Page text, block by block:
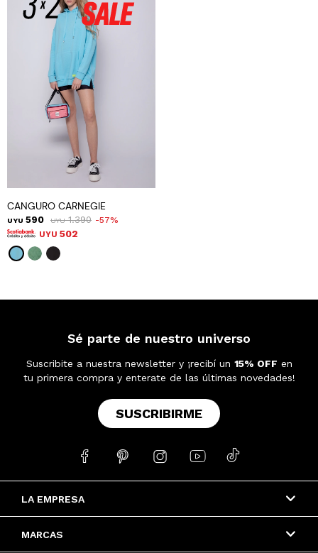
CANGURO CARNEGIE
UYU 590 UYU 1.390 57
UYU 502
LA EMPRESA
MARCAS
Sé parte de nuestro universo
Suscribite a nuestra newsletter y ¡recibí un 15% OFF en
tu primera compra y enterate de las últimas novedades!
SUSCRIBIRME
    